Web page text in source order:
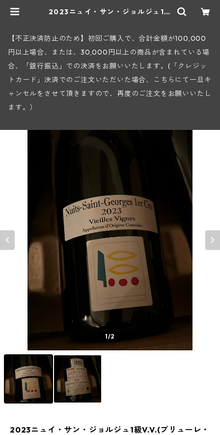
2023ニュイ・サン・ジョルジュ1級
【不正決済防止のため】初回ご購入で、合計金額が100,000
円以上場合、または、30,000円以上の商品が含まれている場
合、「銀行振込」での決済をお願いいたします。(「クレジッ
トカード」決済でのご注文いただいた場合、こちらにて一旦キ
ャンセルをさせて頂きますので、再度のご注文をお願いいたし
ます。）
1/2
2023ニュイ・サン・ジョルジュ1級V.V.(プリューレ・